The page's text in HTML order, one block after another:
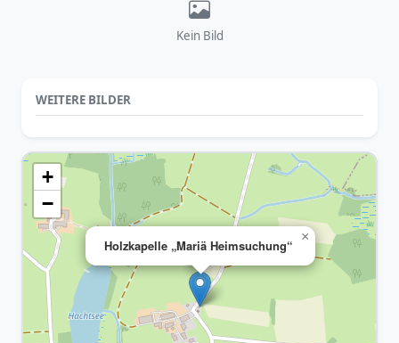
Kein Bild
WEITERE BILDER
Holzkapelle „Mariä Heimsuchung“
×
+
−